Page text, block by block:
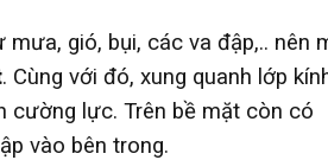
gió, bụi, các va đập,.. nên
. Cùng với đó, xung quanh lớp
cường lực. Trên bề mặt còn có
vào bên trong.